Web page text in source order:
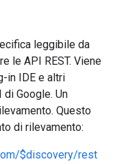
leggibile da
le API REST. Viene
in IDE e altri
Google. Un
Questo
di rilevamento:
$discovery/rest